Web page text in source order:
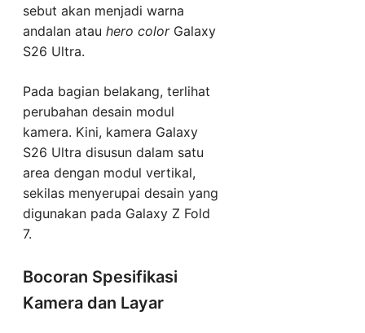
sebut akan menjadi warna
andalan atau hero colorGalaxy
S26 Ultra.
Pada bagian belakang, terlihat
perubahan desain modul
kamera. Kini, kamera Galaxy
S26 Ultra disusun dalam satu
area dengan modul vertikal,
sekilas menyerupai desain yang
digunakan pada Galaxy Z Fold
7.
Bocoran Spesifikasi
Kamera dan Layar